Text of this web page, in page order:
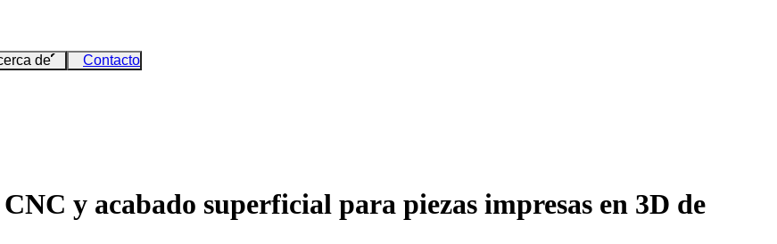
de Contacto
y acabado superficial para piezas impresas en 3D de